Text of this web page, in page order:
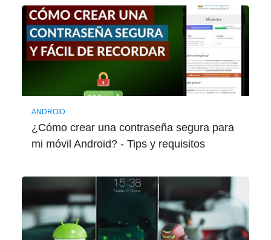
ANDROID
¿Cómo crear una contraseña segura para
mi móvil Android? - Tips y requisitos